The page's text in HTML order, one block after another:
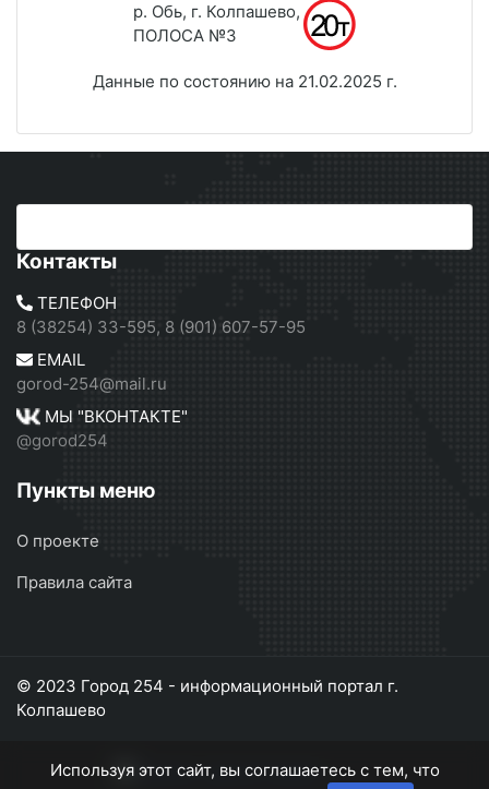
р. Обь, г. Колпашево,
ПОЛОСА №3
Данные по состоянию на 21.02.2025 г.
Контакты
ТЕЛЕФОН
8 (38254) 33-595, 8 (901) 607-57-95
EMAIL
gorod-254@mail.ru
МЫ "ВКОНТАКТЕ"
@gorod254
Пункты меню
О проекте
Правила сайта
© 2023 Город 254 - информационный портал г.
Колпашево
Используя этот сайт, вы соглашаетесь с тем, что